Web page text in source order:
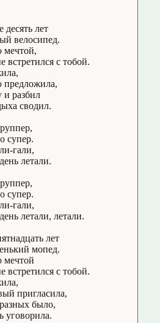
лет
велосипед.
встретился с тобой.
предложила,
и разбил
сводил.
супер.
гали,
летали.
супер.
гали,
летали, летали.
лет
мопед.
встретился с тобой.
пригласила,
было,
уговорила.